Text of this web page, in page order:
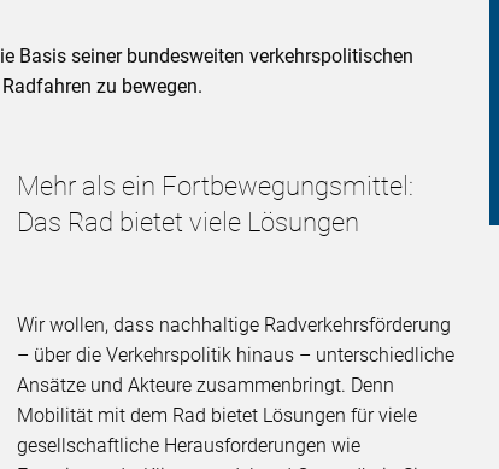
Basis seiner bundesweiten verkehrspolitischen
zu bewegen.
Mehr als ein Fortbewegungsmittel:
Das Rad bietet viele Lösungen
Wir wollen, dass nachhaltige Radverkehrsförderung
– über die Verkehrspolitik hinaus – unterschiedliche
Ansätze und Akteure zusammenbringt. Denn
Mobilität mit dem Rad bietet Lösungen für viele
gesellschaftliche Herausforderungen wie